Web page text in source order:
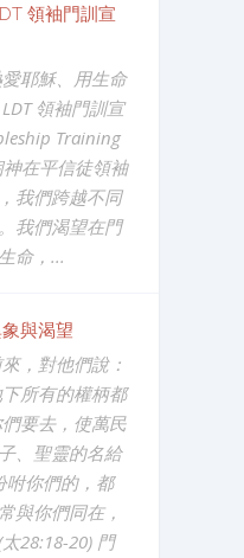
領袖門訓宣
耶穌、用生命
領袖門訓宣
Training
在平信徒領袖
我們跨越不同
我們渴望在門
命，...
與渴望
，對他們說：
下所有的權柄都
要去，使萬民
、聖靈的名給
咐你們的，都
與你們同在，
28:18-20) 門